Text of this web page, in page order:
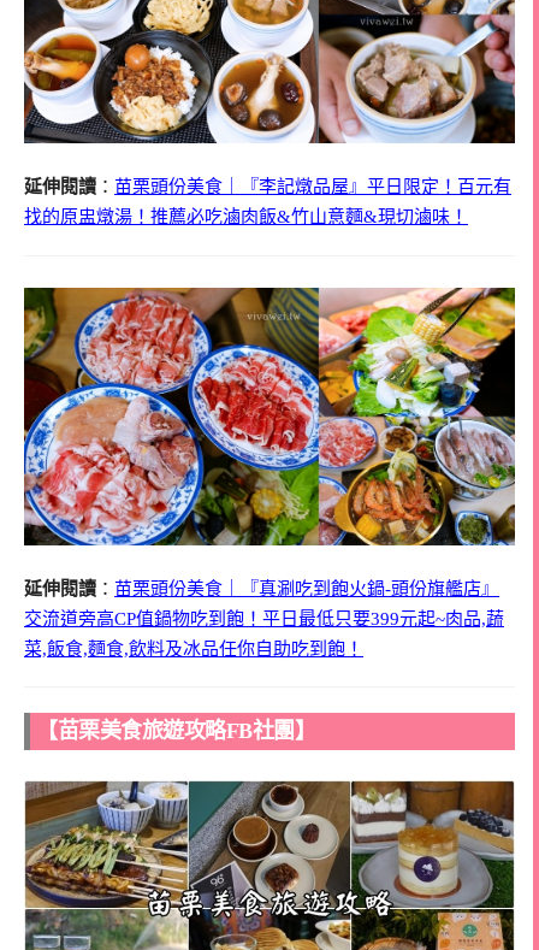
延伸閱讀 ： 苗栗頭份美食｜『李記燉品屋』平日限定！百元有
找的原盅燉湯！推薦必吃滷肉飯&竹山意麵&現切滷味！
延伸閱讀 ： 苗栗頭份美食｜『真涮吃到飽火鍋-頭份旗艦店』
交流道旁高CP值鍋物吃到飽！平日最低只要399元起~肉品,蔬
菜,飯食,麵食,飲料及冰品任你自助吃到飽！
【苗栗美食旅遊攻略FB社團】